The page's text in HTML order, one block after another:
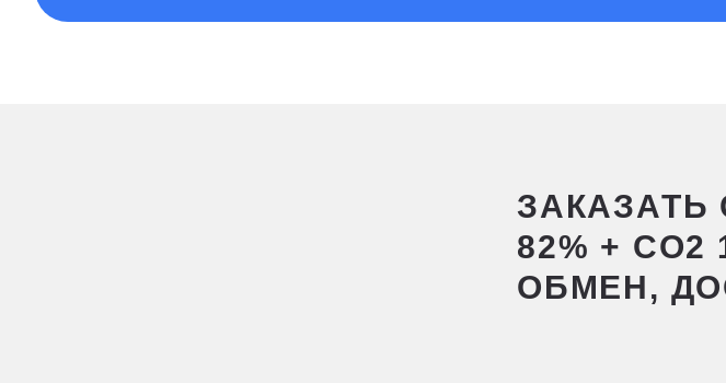
ЗАКАЗАТЬ
82% +
ОБМЕН,